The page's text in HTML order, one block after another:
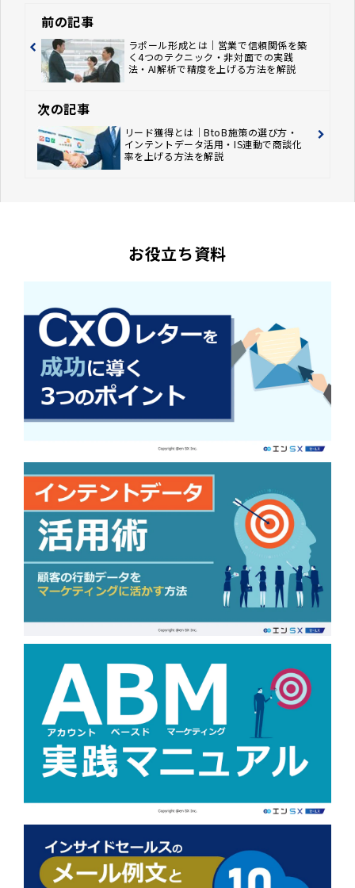
前の記事
ラポール形成とは｜営業で信頼関係を築
く4つのテクニック・非対面での実践
法・AI解析で精度を上げる方法を解説
次の記事
リード獲得とは｜BtoB施策の選び方・
インテントデータ活用・IS連動で商談化
率を上げる方法を解説
お役立ち資料